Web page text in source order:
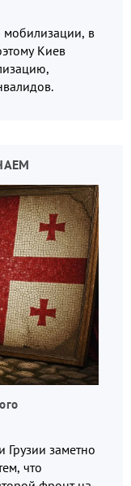
мобилизации, в
Киев
заметно
что